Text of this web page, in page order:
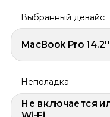
Выбранный девайс
MacBook Pro 14.2''
Неполадка
Не включается